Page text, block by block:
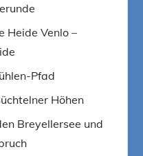
Heide Venlo –
Pfad
Höhen
Breyellersee und